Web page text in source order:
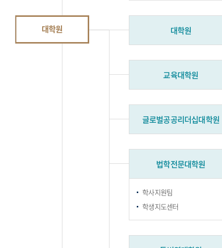
대학원 대학원
교육대학원
글로벌공공리더십대학원
법학전문대학원
학사지원팀
학생지도센터